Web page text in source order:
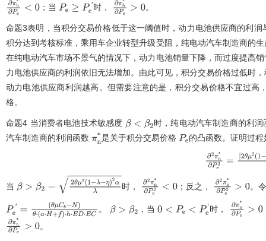
η)α] θ2 (a ⋅ H+ )⋅h ED ⋅EC]2 2 θμ(1 -λ- η)α
β2 >0
∂πb ∂P e< 0
；当 Pe ≥P e' 时， ∂πb ∂P e>。
命题3表明，当积分交易价格低于这一阈值时，动力电池供应商的利
积分达到考核标准，乘用车企业转型升级受阻，纯电动汽车制造商的
在纯电动汽车市场不景气的情况下，动力电池销量下降，而过度提高
力电池供应商的利润依旧无法增加。由此可见，积分交易价格过低时
动力电池供应商利润越高。但需要注意的是，积分交易价格不宜过
格。
命题4 当消费者电池技术敏感度 β<β2
时，纯电动汽车制造商的利润
汽车制造商的利润函数 πn*
是关于积分交易价格 Pe的凸函数。证明过程
∂2πn
β2 θ
当 β>β2 =2 θμ2 1- λ-η2αλ 时， ∂2πn *∂P e2<0
；反之， ∂2πn *∂P e2 >0
。
Pe =(θ μCb-
N)θ⋅ a⋅ H+
。 β>β2 ，当 0 <P e<P e' 时， ∂πn ∂P e>
∂πn ∂P e>
。